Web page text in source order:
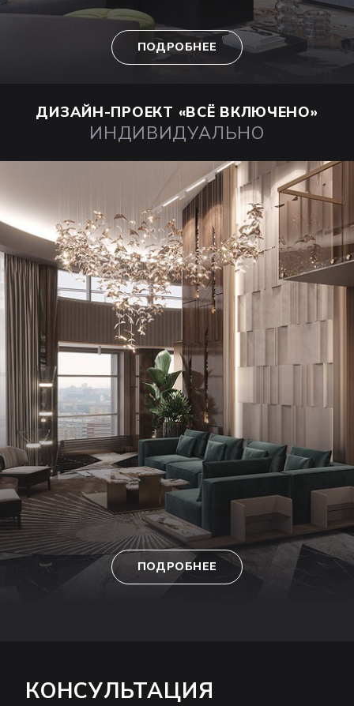
ПОДРОБНЕЕ
ДИЗАЙН-ПРОЕКТ «ВСЁ ВКЛЮЧЕНО»
ИНДИВИДУАЛЬНО
ПОДРОБНЕЕ
КОНСУЛЬТАЦИЯ